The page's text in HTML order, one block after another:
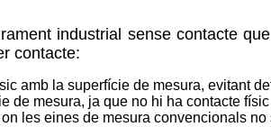
industrial sense contacte
contacte:
amb la superfície de mesura, evitant
de mesura, ja que no hi ha contacte
les eines de mesura convencionals no